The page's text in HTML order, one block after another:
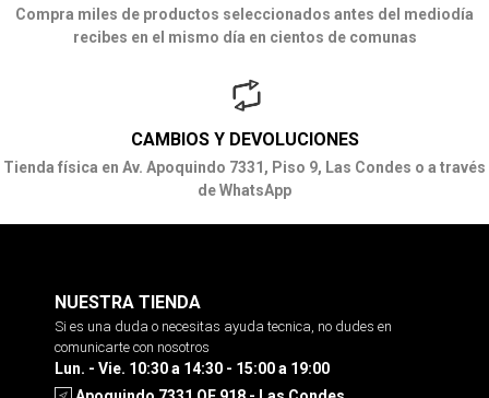
Compra miles de productos seleccionados antes del mediodía
recibes en el mismo día en cientos de comunas
CAMBIOS Y DEVOLUCIONES
Tienda física en Av. Apoquindo 7331, Piso 9, Las Condes o a través
de WhatsApp
NUESTRA TIENDA
Si es una duda o necesitas ayuda tecnica, no dudes en
comunicarte con nosotros
Lun. - Vie. 10:30 a 14:30 - 15:00 a 19:00